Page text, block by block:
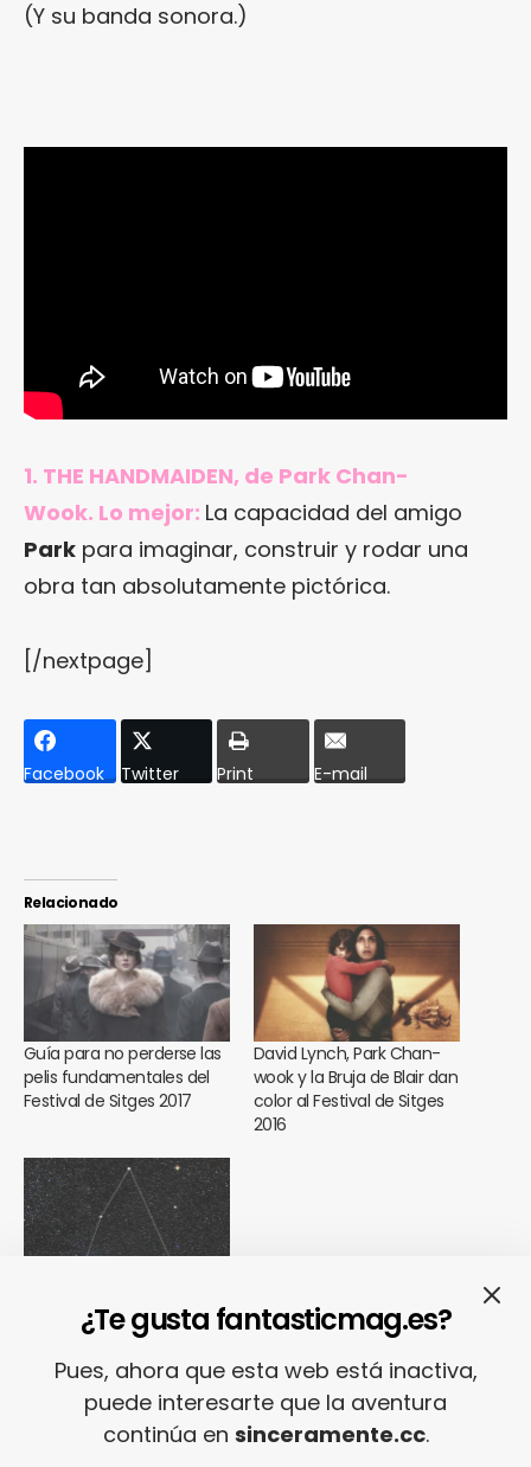
(Y su banda sonora.)
1. THE HANDMAIDEN, de Park Chan-
Wook. Lo mejor: La capacidad del amigo
Park para imaginar, construir y rodar una
obra tan absolutamente pictórica.
[/nextpage]
Facebook Twitter Print E-mail
Relacionado
Guía para no perderse las
pelis fundamentales del
Festival de Sitges 2017
David Lynch, Park Chan-
wook y la Bruja de Blair dan
color al Festival de Sitges
2016
el Festival de Sitges 2016
¿Te gusta fantasticmag.es?
Pues, ahora que esta web está inactiva,
puede interesarte que la aventura
continúa en sinceramente.cc.